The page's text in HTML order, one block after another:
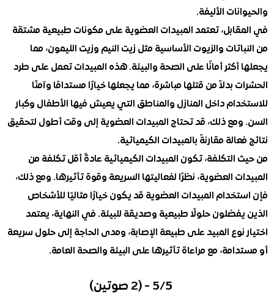
الأليفة.
تعتمد المبيدات العضوية على مكونات طبيعية مشتقة
والزيوت الأساسية مثل زيت النيم وزيت الليمون، مما
أكثر أمانًا على الصحة والبيئة. هذه المبيدات تعمل على طرد
بدلاً من قتلها مباشرة، مما يجعلها خيارًا مستدامًا وآمنًا
داخل المنازل والمناطق التي يعيش فيها الأطفال وكبار
ذلك، قد تحتاج المبيدات العضوية إلى وقت أطول لتحقيق
مقارنةً بالمبيدات الكيميائية.
تكون المبيدات الكيميائية عادةً أقل تكلفة من
العضوية، نظرًا لفعاليتها السريعة وقوة تأثيرها. ومع ذلك،
المبيدات العضوية قد يكون خيارًا مثاليًا للأشخاص
حلولًا طبيعية وصديقة للبيئة. في النهاية، يعتمد
نوع المبيد على طبيعة الإصابة، ومدى الحاجة إلى حلول سريعة
مع مراعاة تأثيرها على البيئة والصحة العامة.